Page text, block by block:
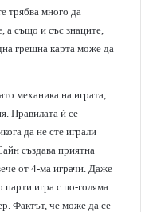
трябва много да
а също и със знаците,
грешна карта може да
механика на играта,
Правилата ѝ се
да не сте играли
създава приятна
от 4-ма играчи. Даже
парти игра с по-голяма
Фактът, че може да се